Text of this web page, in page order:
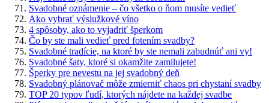
Svadobné oznámenie – čo všetko o ňom musíte vedieť
Ako vybrať výslužkové víno
4 spôsoby, ako to vyjadriť šperkom
Čo by ste mali vedieť pred fotením svadby?
Svadobné tradície, na ktoré by ste nemali zabudnúť ani vy!
Svadobné šaty, ktoré si okamžite zamilujete!
Šperky pre nevestu na jej svadobný deň
Svadobný plánovač môže zmierniť chaos pri chystaní svadby
TOP 20 typov ľudí, ktorých nájdete na každej svadbe